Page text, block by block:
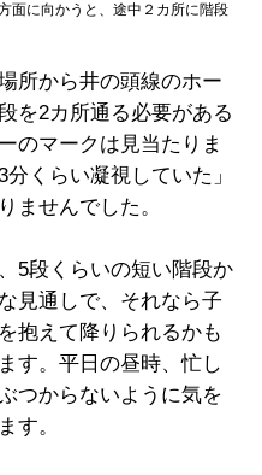
面に向かうと、途中２カ所に階段
所から井の頭線のホー
を2カ所通る必要がある
のマークは見当たりま
くらい凝視していた」
ませんでした。
5段くらいの短い階段か
見通しで、それなら子
抱えて降りられるかも
す。平日の昼時、忙し
つからないように気を
す。